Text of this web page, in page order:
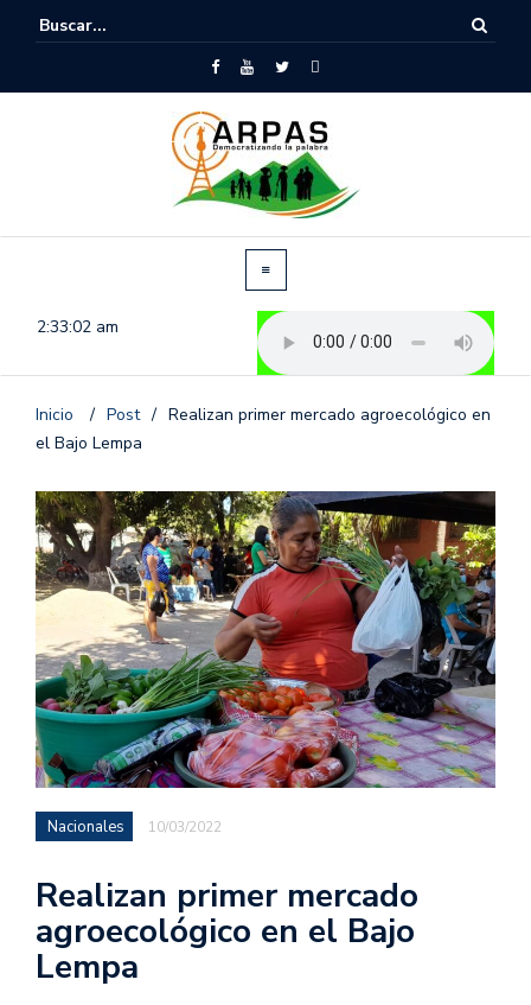
2:33:03 am
Inicio / Post / Realizan primer mercado agroecológico en
el Bajo Lempa
Nacionales 10/03/2022
Realizan primer mercado
agroecológico en el Bajo
Lempa